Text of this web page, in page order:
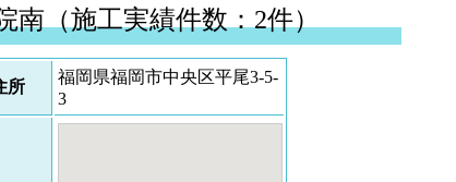
南（施工実績件数：2件）
所
福岡県福岡市中央区平尾3-5-
3